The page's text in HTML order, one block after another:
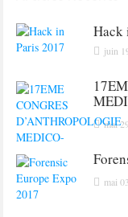
Hack
juin
mai
mai